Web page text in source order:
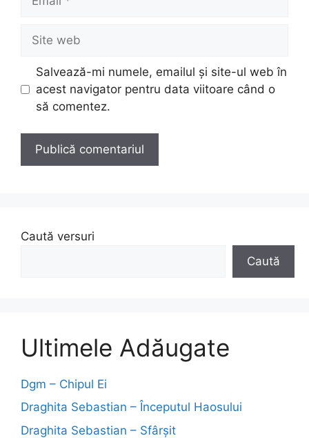
Site
web
Salvează-mi numele, emailul și site-ul web în
acest navigator pentru data viitoare când o
să comentez.
Caută versuri
Caută
Ultimele Adăugate
Dgm – Chipul Ei
Draghita Sebastian – Începutul Haosului
Draghita Sebastian – Sfârșit